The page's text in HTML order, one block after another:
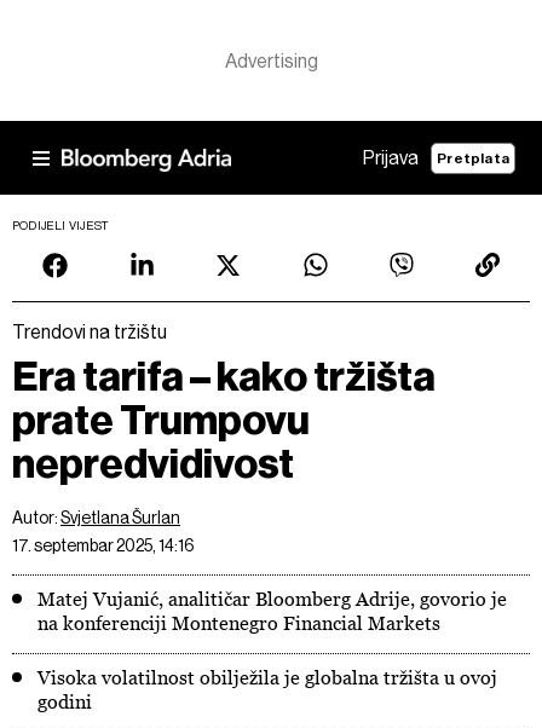
Prijava Pretplata
PODIJELI VIJEST
Trendovi na tržištu
Era tarifa – kako tržišta
prate Trumpovu
nepredvidivost
Autor:Svjetlana Šurlan
17. septembar 2025, 14:16
Matej Vujanić, analitičar Bloomberg Adrije, govorio je
na konferenciji Montenegro Financial Markets
Visoka volatilnost obilježila je globalna tržišta u ovoj
godini